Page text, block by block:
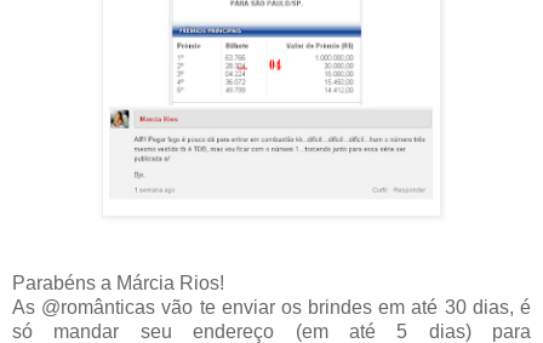
Parabéns a Márcia Rios!
As @românticas vão te enviar os brindes em até 30 dias, é
só mandar seu endereço (em até 5 dias) para